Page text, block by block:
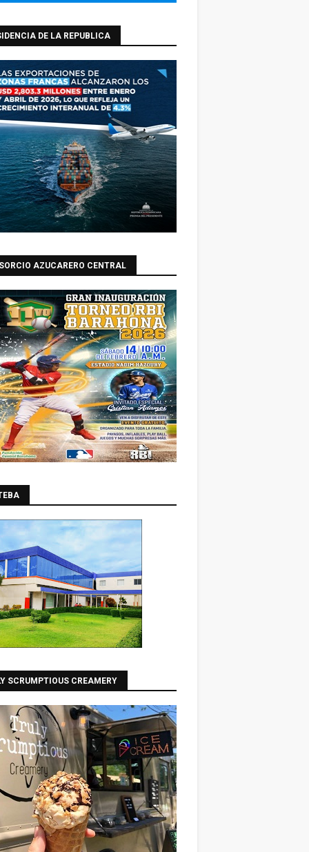
DE LA REPUBLICA
AZUCARERO CENTRAL
SCRUMPTIOUS CREAMERY